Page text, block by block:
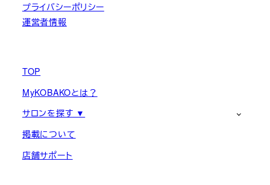
プライバシーポリシー
運営者情報
TOP
MyKOBAKOとは？
サロンを探す ▼
掲載について
店舗サポート